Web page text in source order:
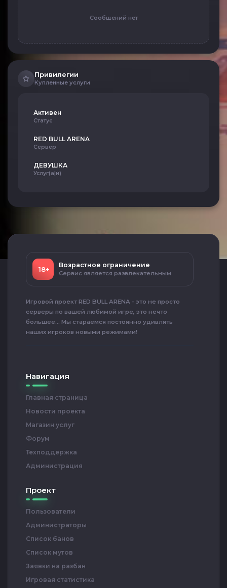
Сообщений нет
Привилегии
Купленные услуги
Активен
Статус
RED BULL ARENA
Сервер
ДЕВУШКА
Услуг(а|и)
18+
Возрастное ограничение
Сервис является развлекательным
Игровой проект RED BULL ARENA - это не просто
серверы по вашей любимой игре, это нечто
большее... Мы стараемся постоянно удивлять
наших игроков новыми режимами!
Навигация
Главная страница
Новости проекта
Магазин услуг
Форум
Техподдержка
Администрация
Проект
Пользователи
Администраторы
Список банов
Список мутов
Заявки на разбан
Игровая статистика